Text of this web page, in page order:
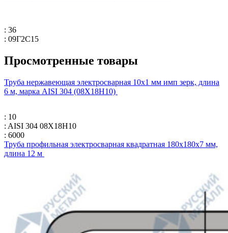
: 36
: 09Г2С15
Просмотренные товары
Труба нержавеющая электросварная 10х1 мм имп зерк, длина
6 м, марка AISI 304 (08Х18Н10)
: 10
: AISI 304 08Х18Н10
: 6000
Труба профильная электросварная квадратная 180х180х7 мм,
длина 12 м